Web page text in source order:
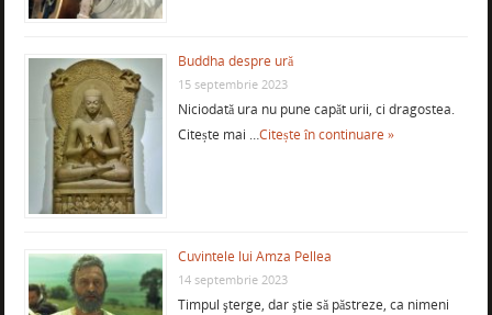
Buddha despre ură
15 septembrie 2023
Niciodată ura nu pune capăt urii, ci dragostea.
Citește mai …Citește în continuare »
Cuvintele lui Amza Pellea
14 septembrie 2023
Timpul şterge, dar ştie să păstreze, ca nimeni